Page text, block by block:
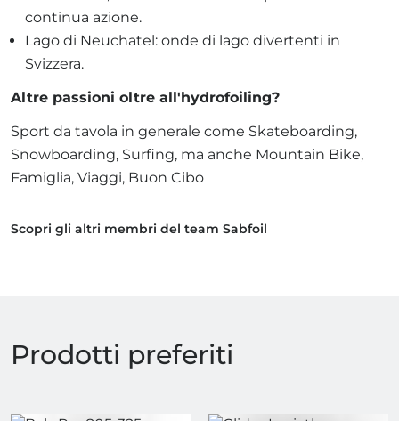
continua azione.
Lago di Neuchatel: onde di lago divertenti in
Svizzera.
Altre passioni oltre all'hydrofoiling?
Sport da tavola in generale come Skateboarding,
Snowboarding, Surfing, ma anche Mountain Bike,
Famiglia, Viaggi, Buon Cibo
Scopri gli altri membri del team Sabfoil
Prodotti preferiti